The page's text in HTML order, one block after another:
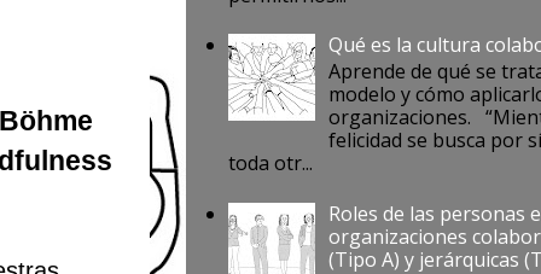
Qué es la cultura
Aprende de qué se
modelo y cómo
organizaciones.
felicidad se busca por
toda otr...
Roles de las personas
organizaciones
(Tipo A) y jerárquicas